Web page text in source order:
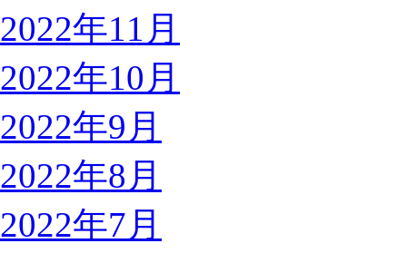
2022年11月
2022年10月
2022年9月
2022年8月
2022年7月